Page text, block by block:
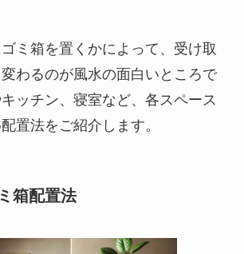
ミ箱を置くかによって、受け取
わるのが風水の面白いところで
ッチン、寝室など、各スペース
置法をご紹介します。
箱配置法